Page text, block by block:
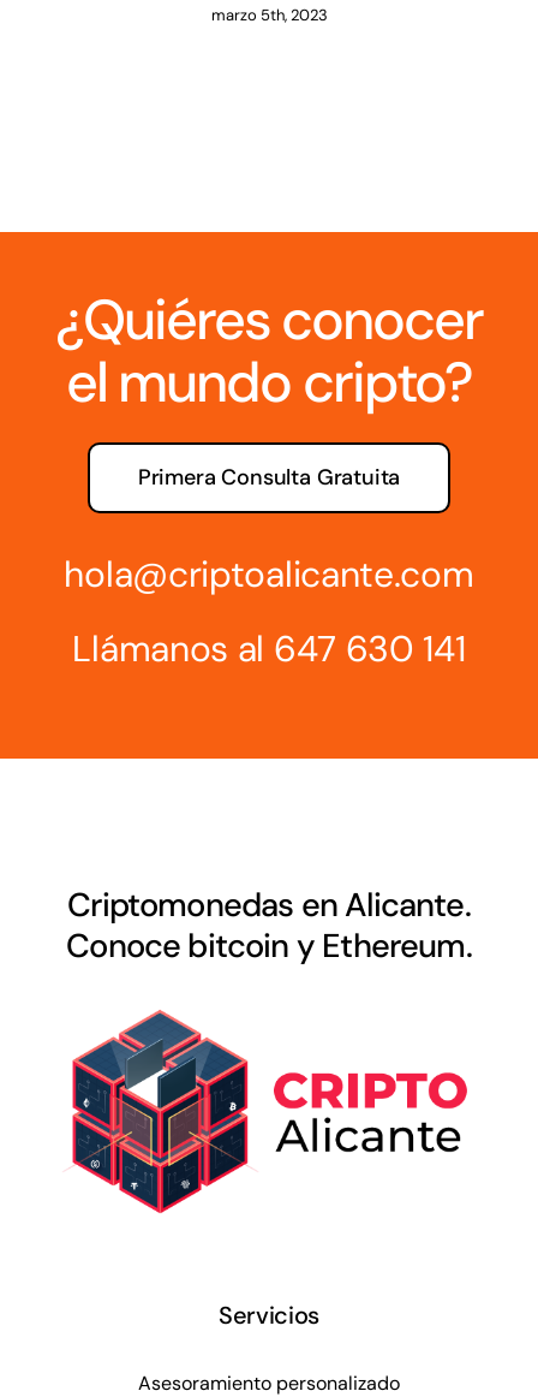
marzo 5th, 2023
¿Quiéres conocer
el mundo cripto?
Primera Consulta Gratuita
hola@criptoalicante.com
Llámanos al 647 630 141
Criptomonedas en Alicante.
Conoce bitcoin y Ethereum.
Servicios
Asesoramiento personalizado